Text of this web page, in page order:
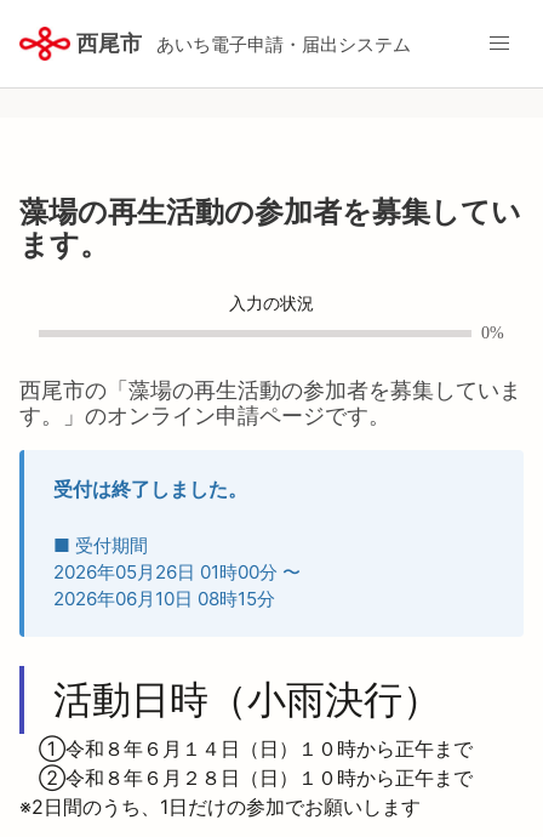
西尾市 あいち電子申請・届出システム
藻場の再生活動の参加者を募集してい
ます。
入力の状況
0%
西尾市の「 藻場の再生活動の参加者を募集していま
す。
」のオンライン申請ページです。
受付は終了しました。
■ 受付期間
2026年05月26日 01時00分 〜
2026年06月10日 08時15分
活動日時（小雨決行）
①令和８年６月１４日（日）１０時から正午まで
②令和８年６月２８日（日）１０時から正午まで
※2日間のうち、1日だけの参加でお願いします